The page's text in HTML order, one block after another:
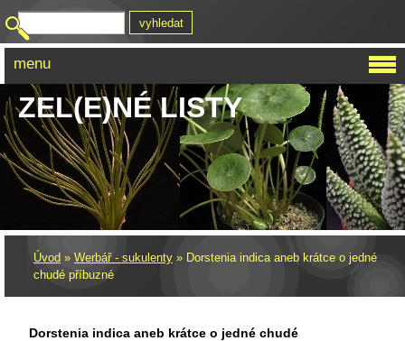
ZEL(E)NÉ LISTY
Úvod » Werbář - sukulenty » Dorstenia indica aneb krátce o jedné
chudé příbuzné
Dorstenia indica aneb krátce o jedné chudé
menu